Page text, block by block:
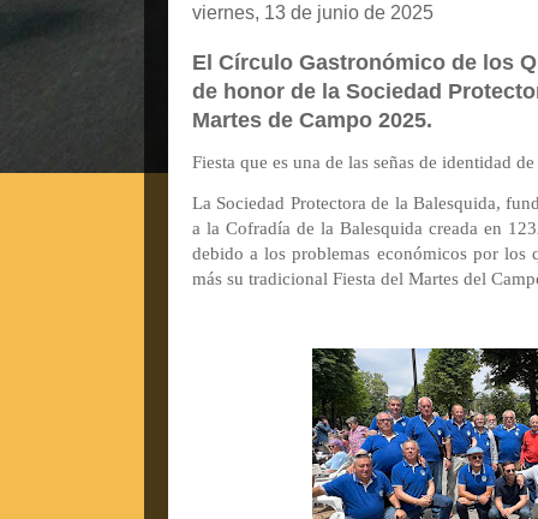
viernes, 13 de junio de 2025
El Círculo Gastronómico de los
de honor de la Sociedad
Martes de Campo 2025.
Fiesta que es una de las señas de identidad
La Sociedad Protectora de la Balesquida,
a la Cofradía de la Balesquida creada en
debido a los problemas económicos por los
más su tradicional Fiesta del Martes del